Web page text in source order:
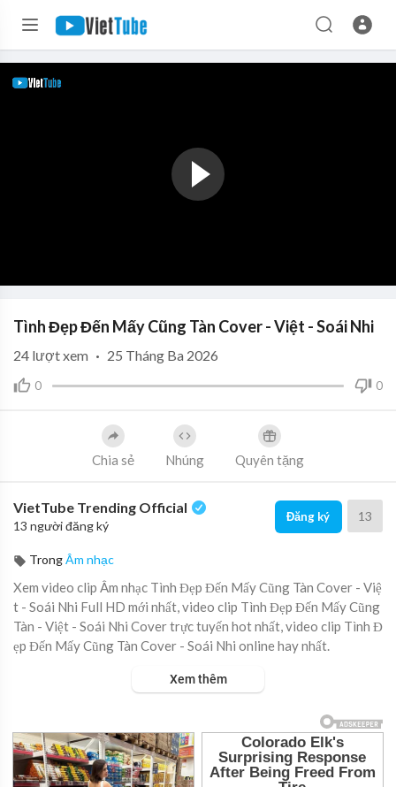
Tình Đẹp Đến Mấy Cũng Tàn Cover - Việt - Soái Nhi
0 0
24 lượt xem · 25 Tháng Ba 2026
Chia sẻ Nhúng Quyên tặng
VietTube Trending Official
13 người đăng ký
Đăng ký 13
TrongÂm nhạc
Xem video clip Âm nhạc Tình Đẹp Đến Mấy Cũng Tàn Cover - Việ
t - Soái Nhi Full HD mới nhất, video clip Tình Đẹp Đến Mấy Cũng
Tàn - Việt - Soái Nhi Cover trực tuyến hot nhất, video clip Tình Đ
ẹp Đến Mấy Cũng Tàn Cover - Soái Nhi online hay nhất.
Xem thêm